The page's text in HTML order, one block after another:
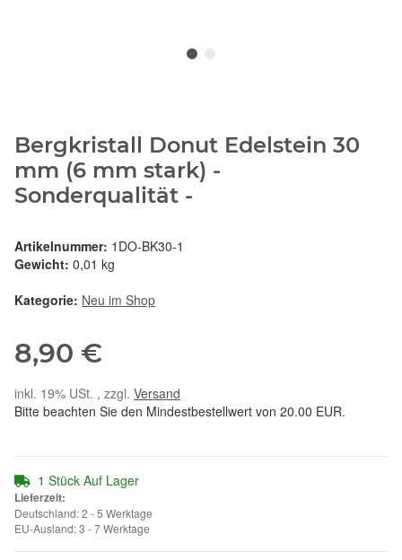
Bergkristall Donut Edelstein 30
mm (6 mm stark) -
Sonderqualität -
Artikelnummer: 1DO-BK30-1
Gewicht: 0,01 kg
Kategorie: Neu im Shop
8,90 €
inkl. 19% USt. , zzgl. Versand
Bitte beachten Sie den Mindestbestellwert von 20.00 EUR.
1 Stück Auf Lager
Lieferzeit:
Deutschland: 2 - 5 Werktage
EU-Ausland: 3 - 7 Werktage